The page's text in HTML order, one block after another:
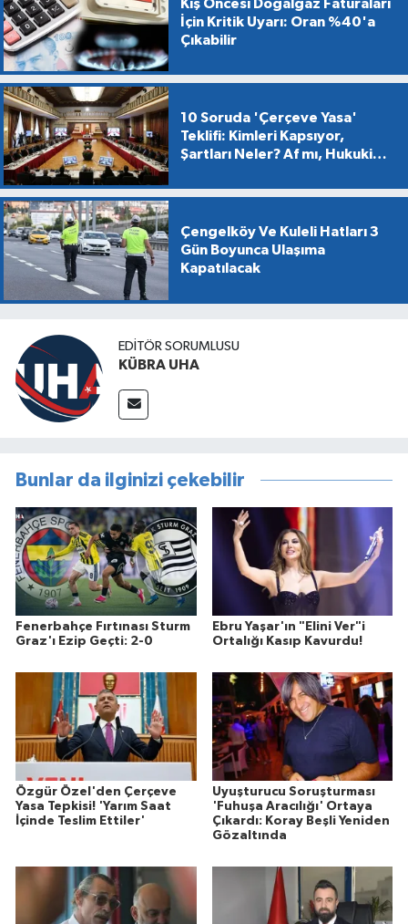
Kış Öncesi Doğalgaz Faturaları
İçin Kritik Uyarı: Oran %40'a
Çıkabilir
10 Soruda 'Çerçeve Yasa'
Teklifi: Kimleri Kapsıyor,
Şartları Neler? Af mı, Hukuki
Çengelköy Ve Kuleli Hatları 3
Gün Boyunca Ulaşıma
Kapatılacak
EDİTÖR SORUMLUSU
KÜBRA UHA
Bunlar da ilginizi çekebilir
Fenerbahçe Fırtınası Sturm
Graz'ı Ezip Geçti: 2-0
Ebru Yaşar'ın "Elini Ver"i
Ortalığı Kasıp Kavurdu!
Özgür Özel'den Çerçeve
Yasa Tepkisi! 'Yarım Saat
İçinde Teslim Ettiler'
Uyuşturucu Soruşturması
'Fuhuşa Aracılığı' Ortaya
Çıkardı: Koray Beşli Yeniden
Gözaltında